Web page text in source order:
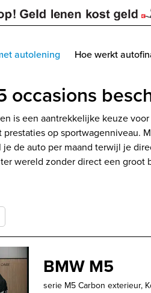
autolening Hoe werkt
occasions
is een aantrekkelijke keuze
op sportwagenniveau.
de auto per maand terwijl je
wereld zonder direct een groot
BMW M5
serie M5 Carbon exterieur,